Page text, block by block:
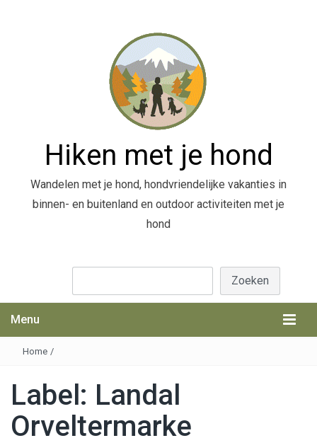
Hiken met je hond
Wandelen met je hond, hondvriendelijke vakanties in
binnen- en buitenland en outdoor activiteiten met je
hond
Zoeken
Menu
Home /
Label: Landal
Orveltermarke